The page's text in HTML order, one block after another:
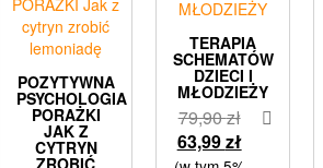
POZYTYWNA
PSYCHOLOGIA
PORAŻKI
JAK Z
CYTRYN
ZROBIĆ
TERAPIA
SCHEMATÓW
DZIECI I
MŁODZIEŻY
79,90złPierwotna
cena
63,99złAktualna